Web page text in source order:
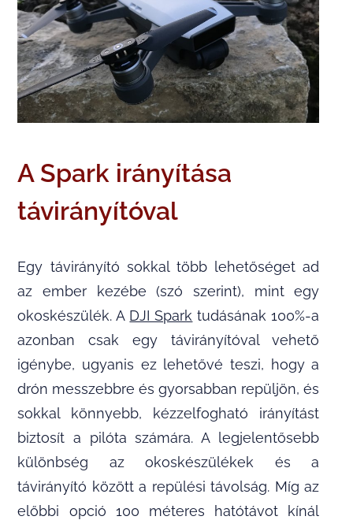
A Spark irányítása
távirányítóval
Egy távirányító sokkal több lehetőséget ad
az ember kezébe (szó szerint), mint egy
okoskészülék. A DJI Spark tudásának 100%-a
azonban csak egy távirányítóval vehető
igénybe, ugyanis ez lehetővé teszi, hogy a
drón messzebbre és gyorsabban repüljön, és
sokkal könnyebb, kézzelfogható irányítást
biztosít a pilóta számára. A legjelentősebb
különbség az okoskészülékek és a
távirányító között a repülési távolság. Míg az
előbbi opció 100 méteres hatótávot kínál